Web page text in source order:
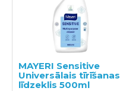
MAYERI Sensitive
Universālais tīrīšanas
līdzeklis 500ml